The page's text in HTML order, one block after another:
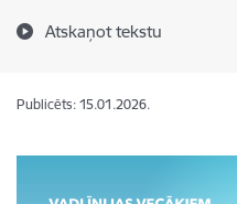
Atskaņot tekstu
Publicēts: 15.01.2026.